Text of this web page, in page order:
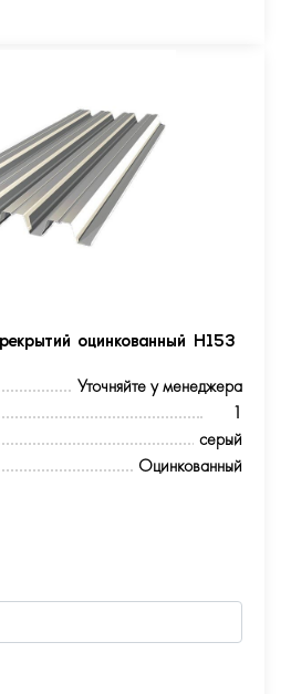
оцинкованный Н153
Уточняйте у менеджера
1
серый
Оцинкованный